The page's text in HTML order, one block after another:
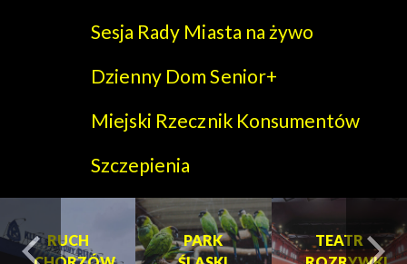
Sesja Rady Miasta na żywo
Dzienny Dom Senior+
Miejski Rzecznik Konsumentów
Szczepienia
PARK
TEATR
PARK